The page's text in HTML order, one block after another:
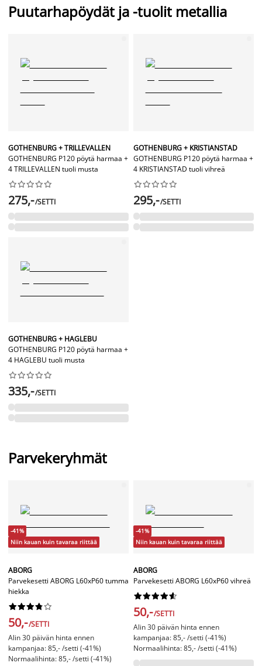
Puutarhapöydät ja -tuolit metallia
GOTHENBURG + TRILLEVALLEN
GOTHENBURG P120 pöytä harmaa +
4 TRILLEVALLEN tuoli musta






275,-/SETTI
GOTHENBURG + KRISTIANSTAD
GOTHENBURG P120 pöytä harmaa +
4 KRISTIANSTAD tuoli vihreä






295,-/SETTI
GOTHENBURG + HAGLEBU
GOTHENBURG P120 pöytä harmaa +
4 HAGLEBU tuoli musta






335,-/SETTI
Parvekeryhmät
-41%
Niin kauan kuin tavaraa riittää
ABORG
Parvekesetti ABORG L60xP60 tumma
hiekka






50,-/SETTI
Alin 30 päivän hinta ennen
kampanjaa: 85,- /setti (-41%)
Normaalihinta: 85,- /setti (-41%)
-41%
Niin kauan kuin tavaraa riittää
ABORG
Parvekesetti ABORG L60xP60 vihreä






50,-/SETTI
Alin 30 päivän hinta ennen
kampanjaa: 85,- /setti (-41%)
Normaalihinta: 85,- /setti (-41%)